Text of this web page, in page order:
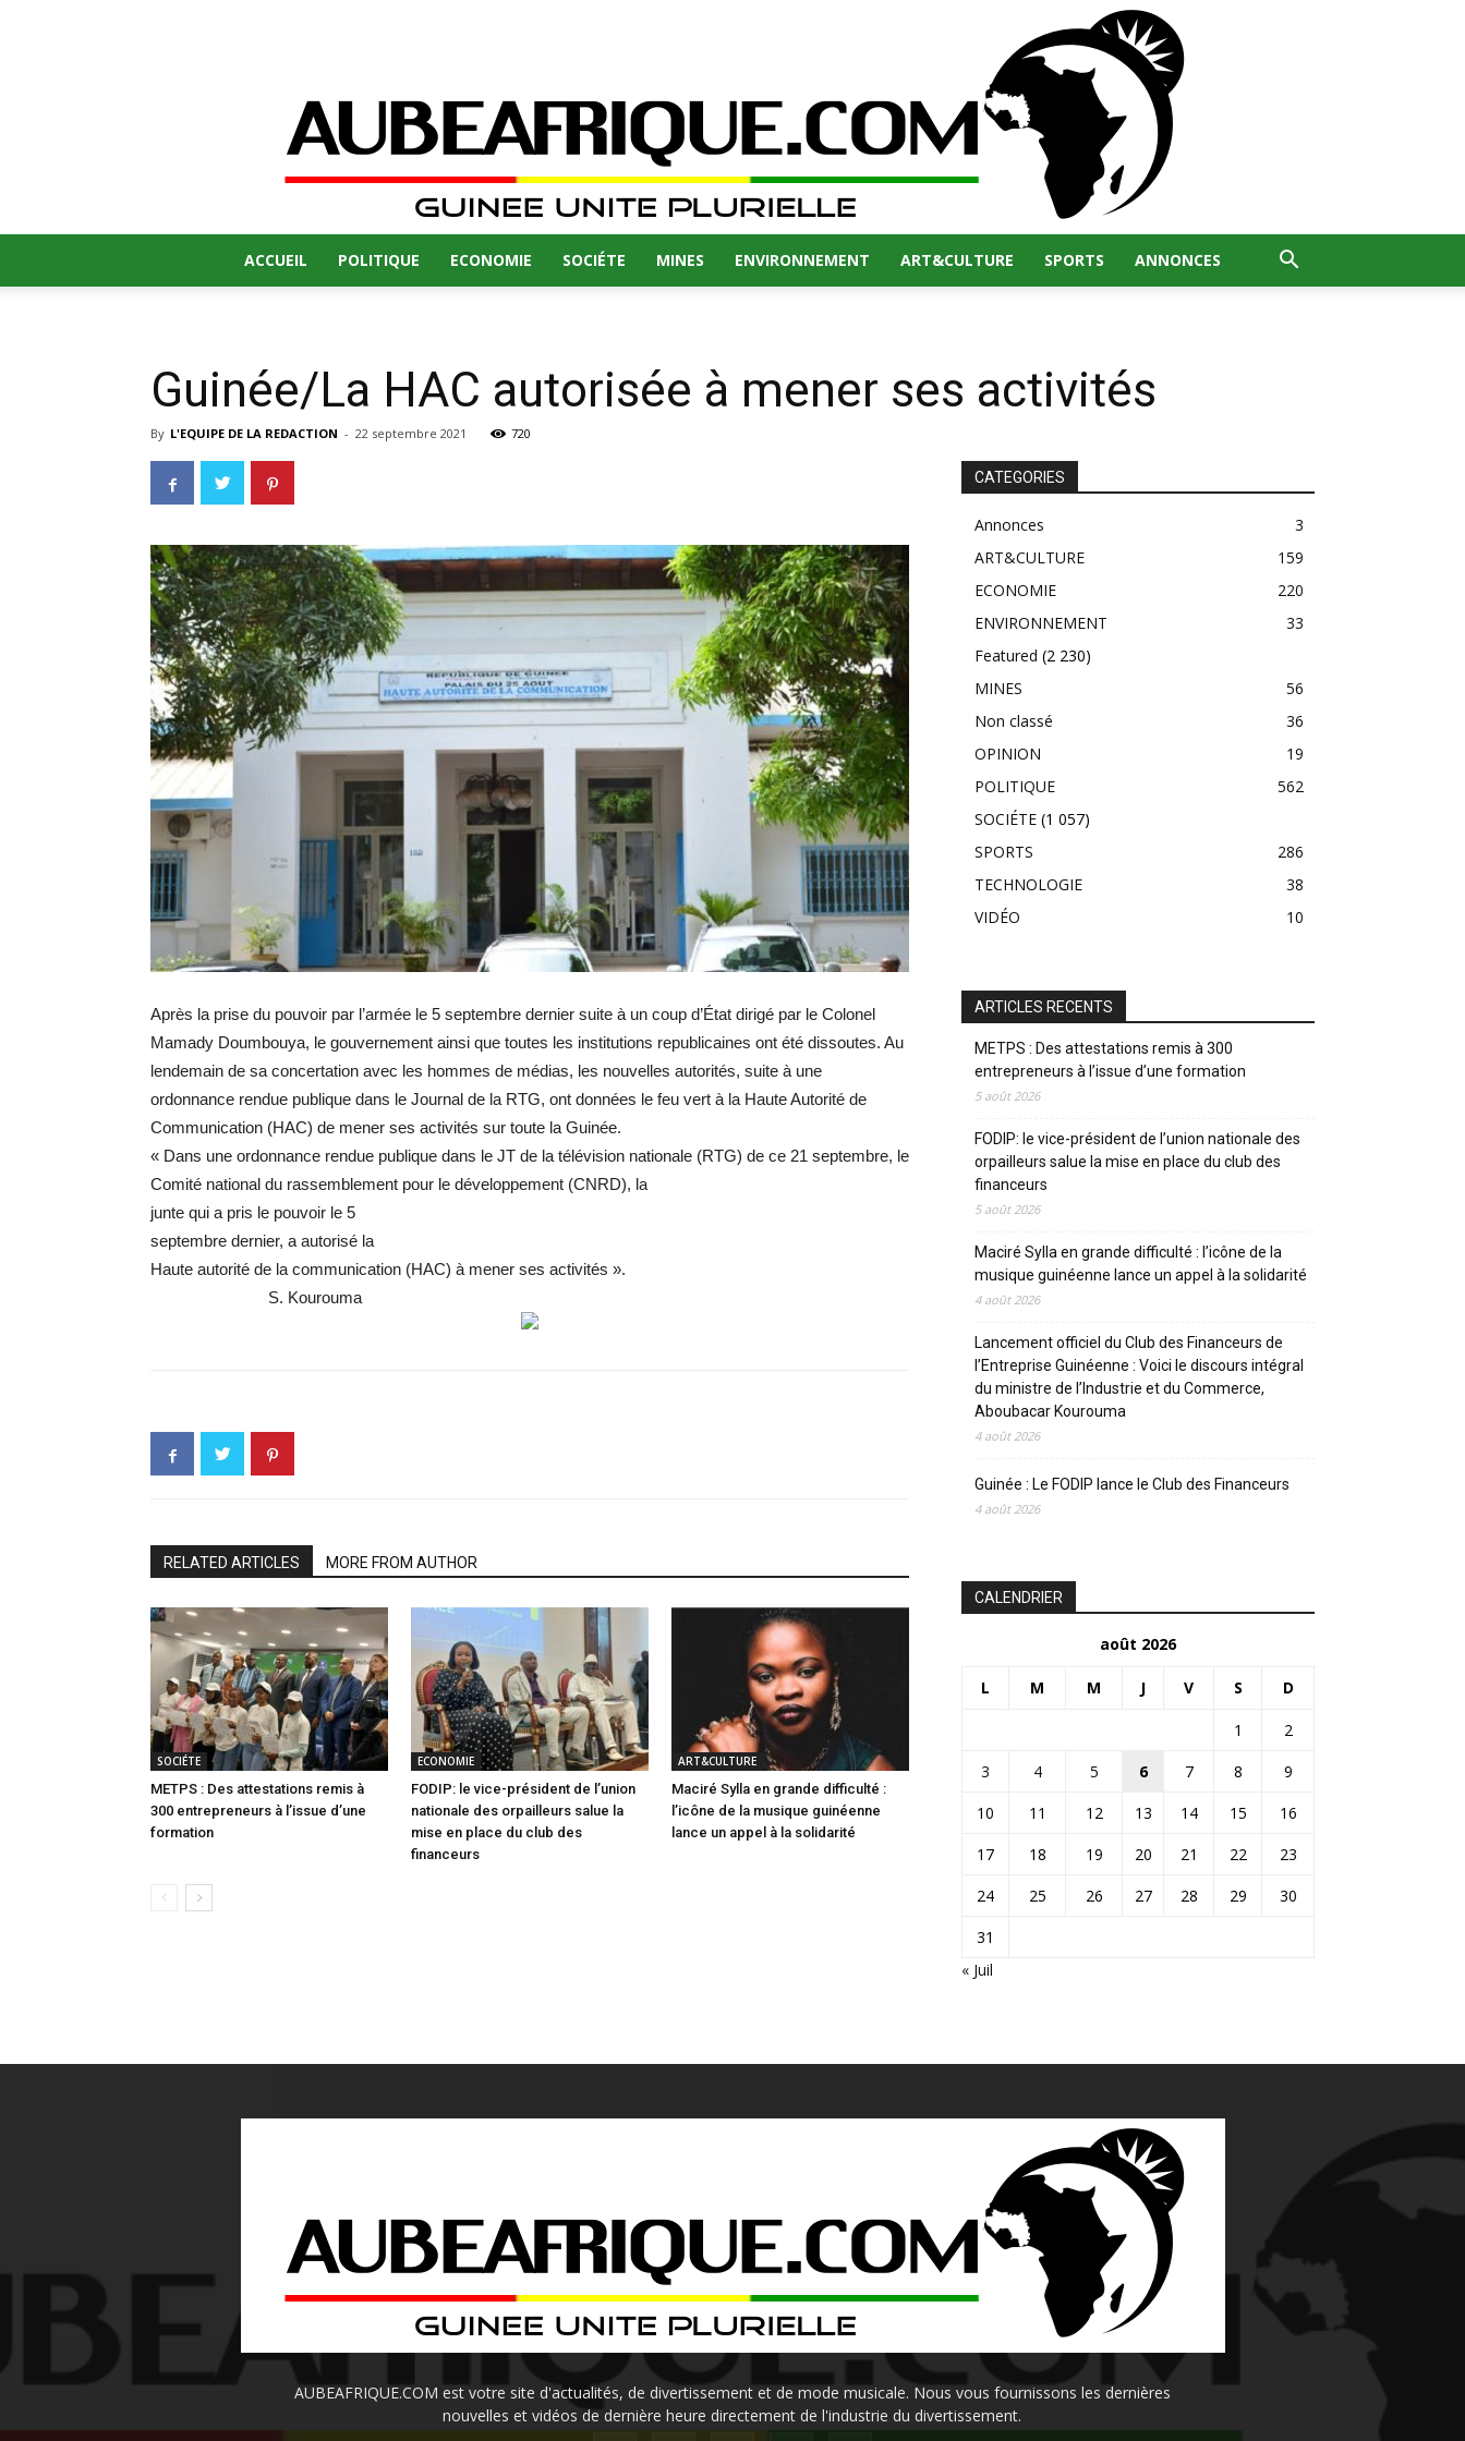
ACCUEIL POLITIQUE ECONOMIE SOCIÉTE MINES ENVIRONNEMENT ART&CULTURE SPORTS ANNONCES
Guinée/La HAC autorisée à mener ses activités
By L'EQUIPE DE LA REDACTION - 22 septembre 2021 720
Après la prise du pouvoir par l’armée le 5 septembre dernier suite à un coup d’État dirigé par le Colonel
Mamady Doumbouya, le gouvernement ainsi que toutes les institutions republicaines ont été dissoutes. Au
lendemain de sa concertation avec les hommes de médias, les nouvelles autorités, suite à une
ordonnance rendue publique dans le Journal de la RTG, ont données le feu vert à la Haute Autorité de
Communication (HAC) de mener ses activités sur toute la Guinée.
« Dans une ordonnance rendue publique dans le JT de la télévision nationale (RTG) de ce 21 septembre, le
Comité national du rassemblement pour le développement (CNRD), la
junte qui a pris le pouvoir le 5
septembre dernier, a autorisé la
Haute autorité de la communication (HAC) à mener ses activités ».
S. Kourouma
RELATED ARTICLES MORE FROM AUTHOR
SOCIÉTE
METPS : Des attestations remis à
300 entrepreneurs à l’issue d’une
formation
ECONOMIE
FODIP: le vice-président de l’union
nationale des orpailleurs salue la
mise en place du club des
financeurs
ART&CULTURE
Maciré Sylla en grande difficulté :
l’icône de la musique guinéenne
lance un appel à la solidarité
CATEGORIES
Annonces
3
ART&CULTURE
159
ECONOMIE
220
ENVIRONNEMENT
33
Featured (2 230)
MINES
56
Non classé
36
OPINION
19
POLITIQUE
562
SOCIÉTE (1 057)
SPORTS
286
TECHNOLOGIE
38
VIDÉO
10
ARTICLES RECENTS
METPS : Des attestations remis à 300
entrepreneurs à l’issue d’une formation
5 août 2026
FODIP: le vice-président de l’union nationale des
orpailleurs salue la mise en place du club des
financeurs
5 août 2026
Maciré Sylla en grande difficulté : l’icône de la
musique guinéenne lance un appel à la solidarité
4 août 2026
Lancement officiel du Club des Financeurs de
l’Entreprise Guinéenne : Voici le discours intégral
du ministre de l’Industrie et du Commerce,
Aboubacar Kourouma
4 août 2026
Guinée : Le FODIP lance le Club des Financeurs
4 août 2026
CALENDRIER
août 2026
L M M J V S D
1
2
3
4 5 6 7 8
9
10
11 12 13 14 15
16
17
18 19 20 21 22
23
24
25 26 27 28 29
30
31
« Juil
AUBEAFRIQUE.COM est votre site d'actualités, de divertissement et de mode musicale. Nous vous fournissons les dernières
nouvelles et vidéos de dernière heure directement de l'industrie du divertissement.